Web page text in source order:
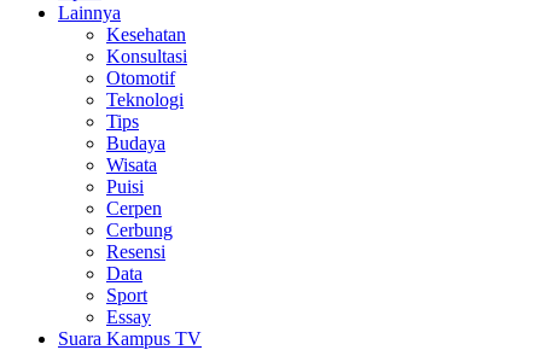
Lainnya
Kesehatan
Konsultasi
Otomotif
Teknologi
Tips
Budaya
Wisata
Puisi
Cerpen
Cerbung
Resensi
Data
Sport
Essay
Suara Kampus TV